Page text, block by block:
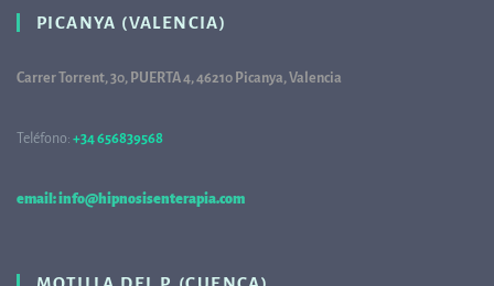
PICANYA (VALENCIA)
Carrer Torrent, 30, PUERTA 4, 46210 Picanya, Valencia
Teléfono: +34 656839568
email: info@hipnosisenterapia.com